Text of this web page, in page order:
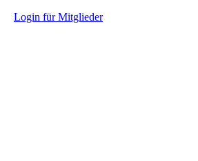
Login für Mitglieder